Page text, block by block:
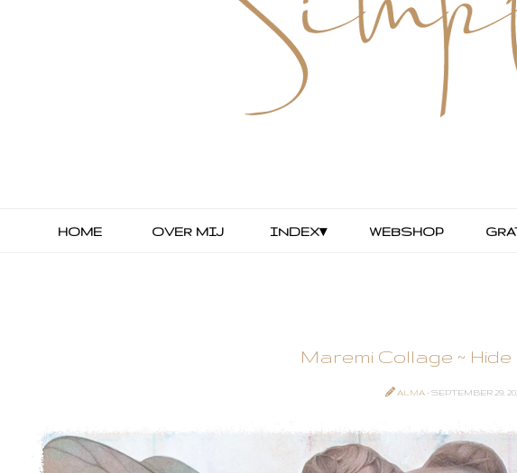
HOME OVER MIJ INDEX▾ WEBSHOP
Maremi Collage ~
ALMA - SEPTEMBER 29,